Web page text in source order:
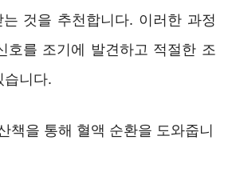
것을 추천합니다. 이러한 과정
호를 조기에 발견하고 적절한 조
습니다.
책을 통해 혈액 순환을 도와줍니